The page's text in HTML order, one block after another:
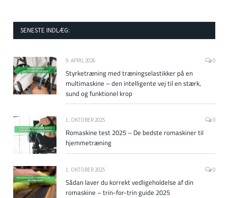
SENESTE INDLÆG:
9. APRIL 2026 0
Styrketræning med træningselastikker på en
multimaskine – den intelligente vej til en stærk,
sund og funktionel krop
1. OKTOBER 2025 0
Romaskine test 2025 – De bedste romaskiner til
hjemmetræning
1. OKTOBER 2025 0
Sådan laver du korrekt vedligeholdelse af din
romaskine – trin-for-trin guide 2025